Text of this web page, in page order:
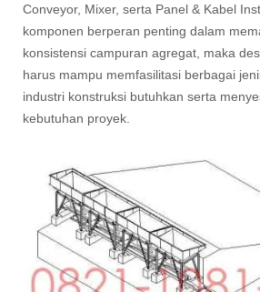
Conveyor, Mixer, serta Panel & Kabel
komponen berperan penting dalam
konsistensi campuran agregat, maka
harus mampu memfasilitasi berbagai
industri konstruksi butuhkan serta
kebutuhan proyek.